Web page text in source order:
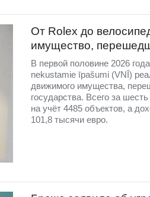
От Rolex до
имущество,
В первой половине 2026
nekustamie īpašumi (VNĪ)
движимого имущества,
государства. Всего за
на учёт 4485 объектов, а
101,8 тысячи евро.